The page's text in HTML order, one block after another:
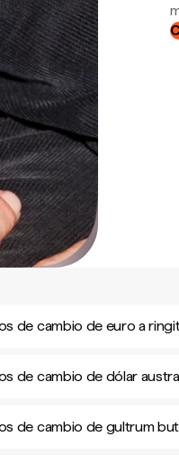
de cambio de euro a
de cambio de dólar
de cambio de gultrum